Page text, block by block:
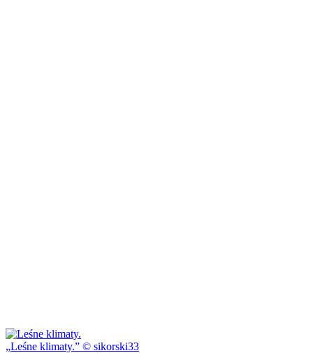
Leśne klimaty. © sikorski33